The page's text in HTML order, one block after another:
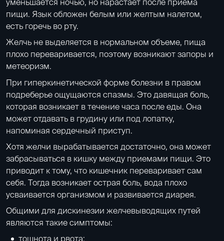
пищи. Язык обложен белым или желтым налетом,
есть горечь во рту.
Желчь не выделяется в нормальном объеме, пища
плохо переваривается, поэтому возникают запоры и
метеоризм.
При гиперкинетической форме болезни в правом
подреберье ощущаются спазмы. Это давящая боль,
которая возникает в течение часа после еды. Она
может отдавать в грудину или под лопатку,
напоминая сердечный приступ.
Хотя желчи вырабатывается достаточно, она может
забрасываться в кишку между приемами пищи. Это
приводит к тому, что кишечник переваривает сам
себя. Тогда возникает острая боль, вода плохо
усваивается организмом и развивается диарея.
Общими для дискинезии желчевыводящих путей
являются такие симптомы:
тошнота и рвота;